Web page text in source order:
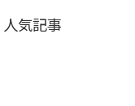
人気記事